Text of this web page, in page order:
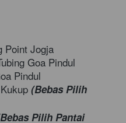
Point Jogja
Goa Pindul
Pindul
(Bebas Pilih
Pilih Pantai